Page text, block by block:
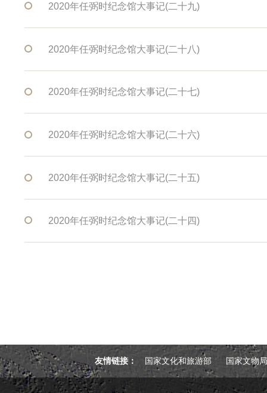
2020年任弼时纪念馆大事记(二十九)
2020年任弼时纪念馆大事记(二十八)
2020年任弼时纪念馆大事记(二十七)
2020年任弼时纪念馆大事记(二十六)
2020年任弼时纪念馆大事记(二十五)
2020年任弼时纪念馆大事记(二十四)
友情链接： 国家文化和旅游部 国家文物局